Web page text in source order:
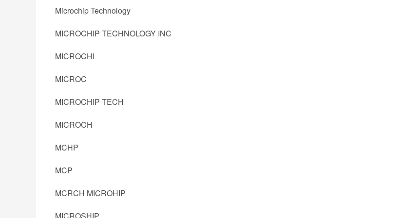
Microchip Technology
MICROCHIP TECHNOLOGY INC
MICROCHI
MICROC
MICROCHIP TECH
MICROCH
MCHP
MCP
MCRCH MICROHIP